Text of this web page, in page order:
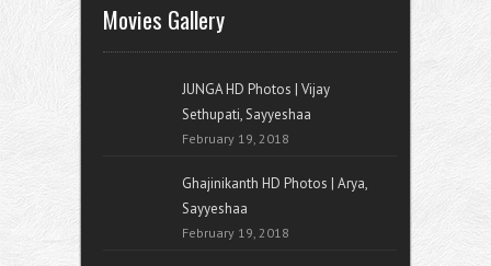
Movies Gallery
JUNGA HD Photos | Vijay
Sethupati, Sayyeshaa
February 19, 2018
Ghajinikanth HD Photos | Arya,
Sayyeshaa
February 19, 2018